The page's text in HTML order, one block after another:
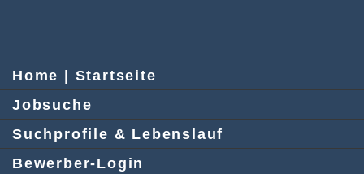
Home | Startseite
Jobsuche
Suchprofile & Lebenslauf
Bewerber-Login